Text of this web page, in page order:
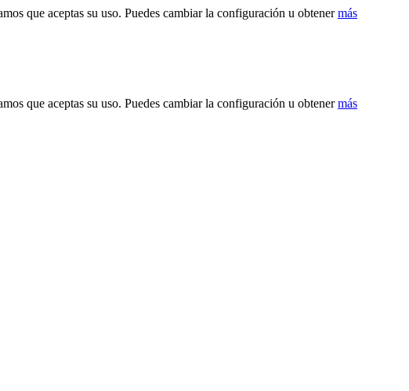
que aceptas su uso. Puedes cambiar la configuración u obtenermás
que aceptas su uso. Puedes cambiar la configuración u obtenermás